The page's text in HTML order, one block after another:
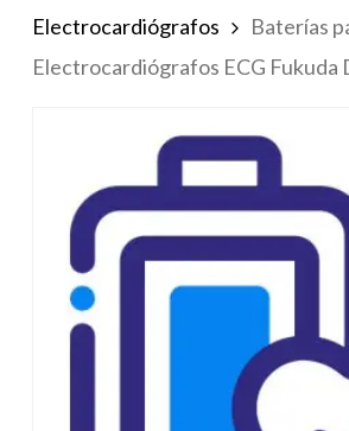
Electrocardiógrafos
Baterías
Electrocardiógrafos ECG Fukuda